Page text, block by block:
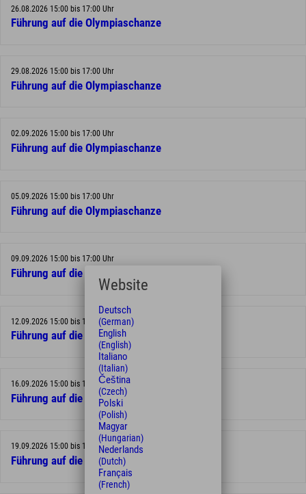
26.08.2026 15:00 bis 17:00 Uhr
Führung auf die Olympiaschanze
29.08.2026 15:00 bis 17:00 Uhr
Führung auf die Olympiaschanze
02.09.2026 15:00 bis 17:00 Uhr
Führung auf die Olympiaschanze
05.09.2026 15:00 bis 17:00 Uhr
Führung auf die Olympiaschanze
09.09.2026 15:00 bis 17:00 Uhr
Führung auf die Olympiaschanze
12.09.2026 15:00 bis 17:00 Uhr
Führung auf die Olympiaschanze
16.09.2026 15:00 bis 17:00 Uhr
Führung auf die Olympiaschanze
19.09.2026 15:00 bis 17:00 Uhr
Führung auf die Olympiaschanze
Website
Deutsch
(German)
English
(English)
Italiano
(Italian)
Čeština
(Czech)
Polski
(Polish)
Magyar
(Hungarian)
Nederlands
(Dutch)
Français
(French)